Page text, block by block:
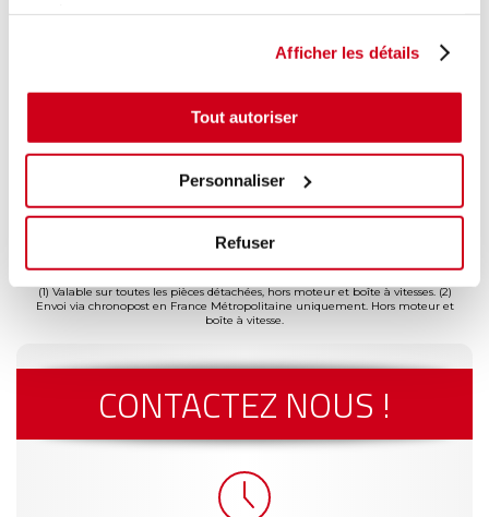
Afficher les détails
Tout autoriser
Personnaliser
Refuser
Garantie
Livraison dès
24h
Reconditionné
(1) Valable sur toutes les pièces détachées, hors moteur et boîte à vitesses. (2)
Envoi via chronopost en France Métropolitaine uniquement. Hors moteur et
boîte à vitesse.
CONTACTEZ NOUS !